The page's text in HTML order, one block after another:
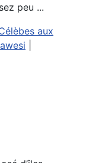
peu ...
aux